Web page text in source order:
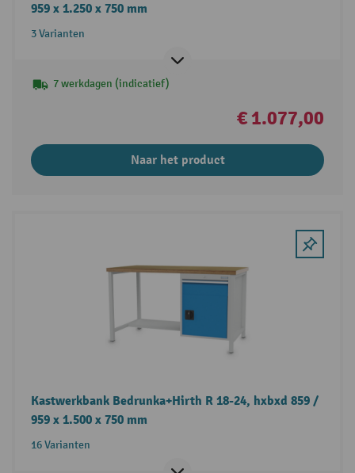
959 x 1.250 x 750 mm
3 Varianten
7 werkdagen (indicatief)
€ 1.077,00
Naar het product
Kastwerkbank Bedrunka+Hirth R 18-24, hxbxd 859 /
959 x 1.500 x 750 mm
16 Varianten